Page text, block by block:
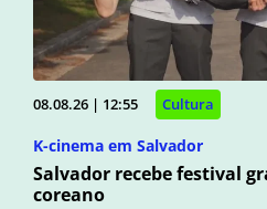
08.08.26 | 12:55 Cultura
K-cinema em Salvador
Salvador recebe festival
coreano